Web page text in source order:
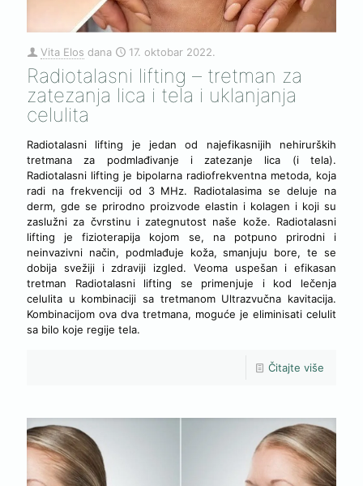
Vita Elos dana 17. oktobar 2022.
Radiotalasni lifting – tretman za
zatezanja lica i tela i uklanjanja
celulita
Radiotalasni lifting je jedan od najefikasnijih nehirurških
tretmana za podmlađivanje i zatezanje lica (i tela).
Radiotalasni lifting je bipolarna radiofrekventna metoda, koja
radi na frekvenciji od 3 MHz. Radiotalasima se deluje na
derm, gde se prirodno proizvode elastin i kolagen i koji su
zaslužni za čvrstinu i zategnutost naše kože. Radiotalasni
lifting je fizioterapija kojom se, na potpuno prirodni i
neinvazivni način, podmlađuje koža, smanjuju bore, te se
dobija svežiji i zdraviji izgled. Veoma uspešan i efikasan
tretman Radiotalasni lifting se primenjuje i kod lečenja
celulita u kombinaciji sa tretmanom Ultrazvučna kavitacija.
Kombinacijom ova dva tretmana, moguće je eliminisati celulit
sa bilo koje regije tela.
Čitajte više